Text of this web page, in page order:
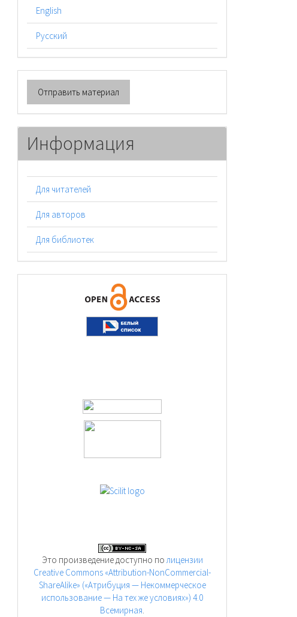
English
Русский
Отправить
материал
Отправить материал
Информация
Для читателей
Для авторов
Для библиотек
Это произведение доступно полицензии
Creative Commons «Attribution-NonCommercial-
ShareAlike» («Атрибуция — Некоммерческое
использование — На тех же условиях») 4.0
Всемирная.